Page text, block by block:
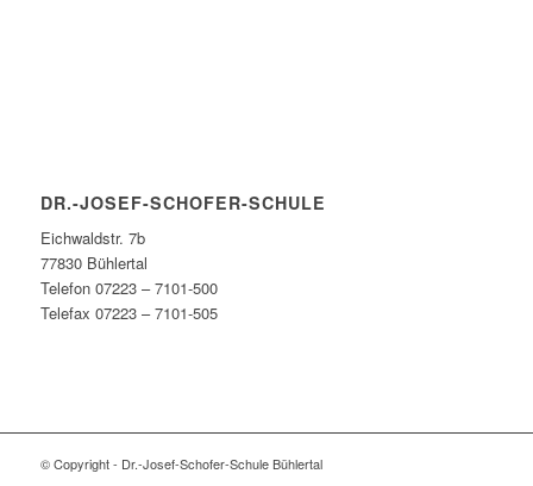
DR.-JOSEF-SCHOFER-SCHULE
Eichwaldstr. 7b
77830 Bühlertal
Telefon 07223 – 7101-500
Telefax 07223 – 7101-505
© Copyright - Dr.-Josef-Schofer-Schule Bühlertal